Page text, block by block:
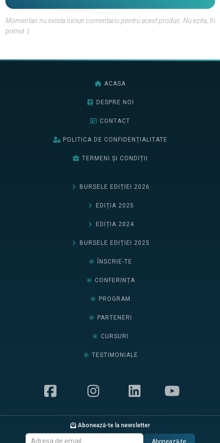
Momentan nu exista niciun comentariu pentru acest produs. Nu ezita, fii
primul :)
ACASA
DESPRE NOI
CONTACT
POLITICA DE CONFIDENȚIALITATE
TERMENI ȘI CONDIȚII
BURSELE EDIȚIEI 2026
EDIȚIA 2025
EDIȚIA 2024
BURSELE EDIȚIEI 2025
ÎNSCRIE-TE
CONFERINȚA
PROGRAM
PARTENERI
CURSURI
TESTIMONIALE
Abonează-te la newsletter
Abonează-te